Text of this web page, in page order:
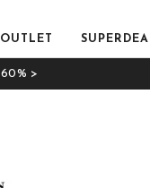
OUTLET
>